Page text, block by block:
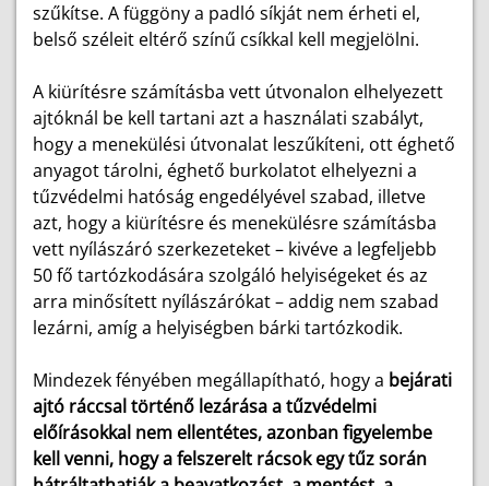
szűkítse. A függöny a padló síkját nem érheti el,
belső széleit eltérő színű csíkkal kell megjelölni.
A kiürítésre számításba vett útvonalon elhelyezett
ajtóknál be kell tartani azt a használati szabályt,
hogy a menekülési útvonalat leszűkíteni, ott éghető
anyagot tárolni, éghető burkolatot elhelyezni a
tűzvédelmi hatóság engedélyével szabad, illetve
azt, hogy a kiürítésre és menekülésre számításba
vett nyílászáró szerkezeteket – kivéve a legfeljebb
50 fő tartózkodására szolgáló helyiségeket és az
arra minősített nyílászárókat – addig nem szabad
lezárni, amíg a helyiségben bárki tartózkodik.
Mindezek fényében megállapítható, hogy a bejárati
ajtó ráccsal történő lezárása a tűzvédelmi
előírásokkal nem ellentétes, azonban figyelembe
kell venni, hogy a felszerelt rácsok egy tűz során